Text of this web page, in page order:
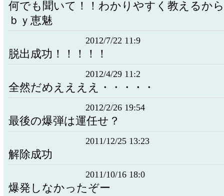
何でも聞いて！！わかりやすく教えるか
ｂｙ恵魅
2012/7/22 11:9
脱出成功！！！！！
2012/4/29 11:2
全然だめええええ・・・・・
2012/2/26 19:54
最後の爆弾は運任せ？
2011/12/25 13:23
解除成功
2011/10/16 18:0
爆発しなかったぞー